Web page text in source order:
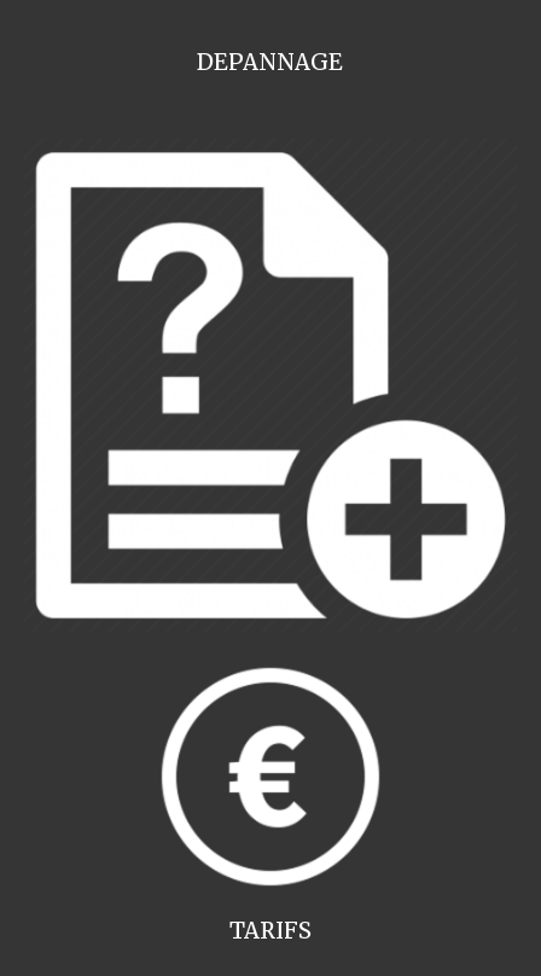
DEPANNAGE
TARIFS